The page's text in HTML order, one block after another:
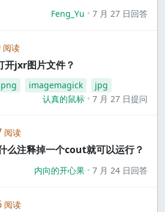
Feng_Yu 7 月 27 日回答
阅读
开jxr图片文件？
png imagemagick
jpg
认真的鼠标
7 月 27 日提问
阅读
么注释掉一个cout就可以运行？
内向的开心果 7 月 24 日回答
阅读